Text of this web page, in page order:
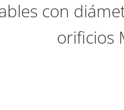
con
orificios